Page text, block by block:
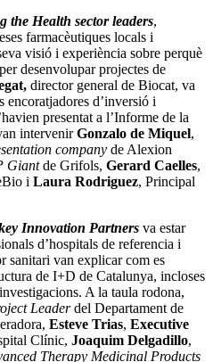
the Health sector leaders,
farmacèutiques locals i
visió i experiència sobre perquè
desenvolupar projectes de
director general de Biocat, va
encoratjadores d’inversió i
presentat a l’Informe de la
intervenirGonzalo de Miquel,
company de Alexion
Giantde Grifols, Gerard Caelles,
i Laura Rodriguez, Principal
Innovation Partners va estar
d’hospitals de referencia i
sanitari van explicar com es
de I+D de Catalunya, incloses
A la taula rodona,
Leaderdel Departament de
Esteve Trias, Executive
Clínic, Joaquim Delgadillo,
Therapy Medicinal Products